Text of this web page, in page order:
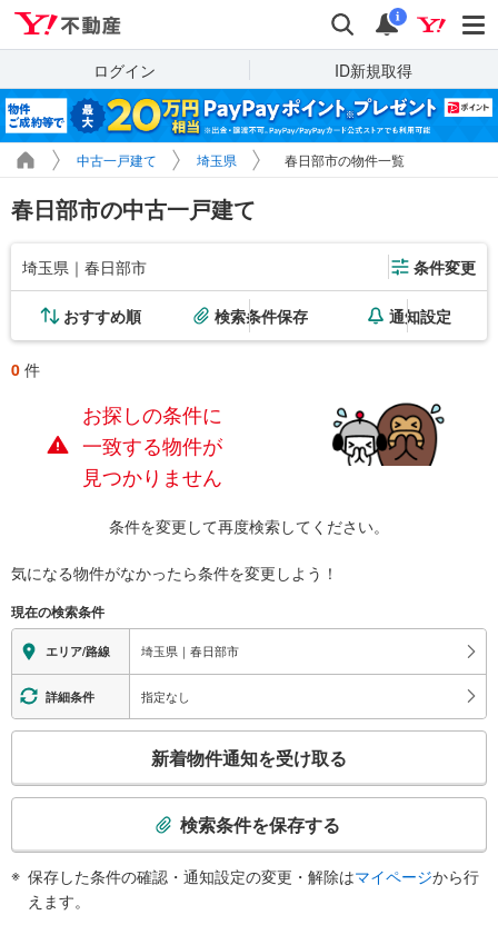
検索 通知
i
ログイン ID新規取得
中古一戸建て 埼玉県 春日部市の物件一覧
春日部市の中古一戸建て
埼玉県｜春日部市 条件変更
おすすめ順 検索条件保存 通知設定
0 件
お探しの条件に
一致する物件が
見つかりません
条件を変更して再度検索してください。
気になる物件がなかったら条件を変更しよう！
現在の検索条件
エリア/路線 埼玉県｜春日部市
詳細条件 指定なし
検
新着物件通知を受け取る
検索条件を保存する
保存した条件の確認・通知設定の変更・解除はマイページから行
えます。